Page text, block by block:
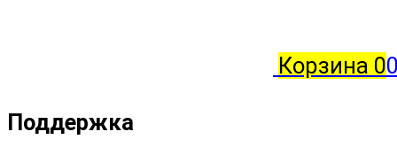
Корзина 0
Поддержка